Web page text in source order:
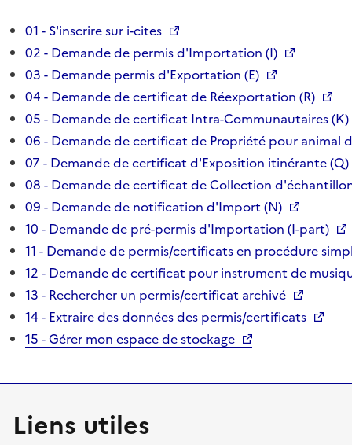
01 - S'inscrire sur i-cites
02 - Demande de permis d'Importation (I)
03 - Demande permis d'Exportation (E)
04 - Demande de certificat de Réexportation (R)
05 - Demande de certificat Intra-Communautaires (K)
06 - Demande de certificat de Propriété pour animal
07 - Demande de certificat d'Exposition itinérante (Q)
08 - Demande de certificat de Collection
09 - Demande de notification d'Import (N)
10 - Demande de pré-permis d'Importation (I-part)
11 - Demande de permis/certificats en procédure
12 - Demande de certificat pour instrument de
13 - Rechercher un permis/certificat archivé
14 - Extraire des données des permis/certificats
15 - Gérer mon espace de stockage
Liens utiles